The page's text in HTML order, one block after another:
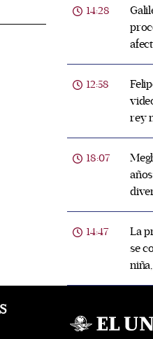
14:28
12:58
rey
18:07
14:47
La
se